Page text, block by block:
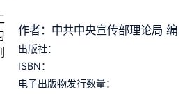
作者：中共中央宣传部理论局 编
出版社：
ISBN：
电子出版物发行数量：